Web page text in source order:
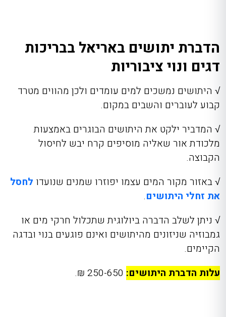
הדברת יתושים באריאל בבריכות
דגים ונוי ציבוריות
√ היתושים נמשכים למים עומדים ולכן מהווים מטרד
קבוע לעוברים והשבים במקום.
√ המדביר ילקט את היתושים הבוגרים באמצעות
מלכודת אור שאליה מוסיפים קרח יבש לחיסול
הקבוצה.
√באזור מקור המים עצמו יפוזרו שמנים שנועדו לחסל
את זחלי היתושים.
√ ניתן לשלב הדברה ביולוגית שתכלול חרקי מים או
גמבוזיה שניזונים מהיתושים ואינם פוגעים בנוי ובדגה
הקיימים.
עלות הדברת היתושים: